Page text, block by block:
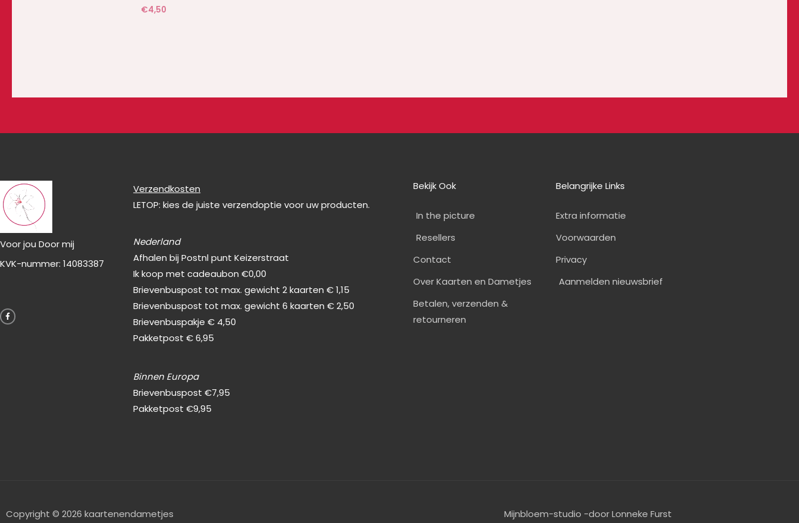
€4,50
Voor jou Door mij
KVK-nummer: 14083387
a
c
e
Verzendkosten
LETOP: kies de juiste verzendoptie voor uw producten.
Nederland
Afhalen bij Postnl punt Keizerstraat
Ik koop met cadeaubon €0,00
Brievenbuspost tot max. gewicht 2 kaarten € 1,15
Brievenbuspost tot max. gewicht 6 kaarten € 2,50
Brievenbuspakje € 4,50
Pakketpost € 6,95
Binnen Europa
Brievenbuspost €7,95
Pakketpost €9,95
Bekijk Ook
In the picture
Resellers
Contact
Over Kaarten en Dametjes
Betalen, verzenden &
retourneren
Belangrijke Links
Extra informatie
Voorwaarden
Privacy
Aanmelden nieuwsbrief
Copyright © 2026 kaartenendametjes Mijnbloem-studio -door Lonneke Furst